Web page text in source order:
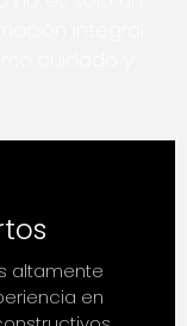
altamente
en